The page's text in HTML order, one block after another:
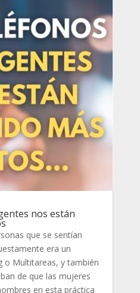
nos están
que se sentían
era un
o Multitareas, y también
de que las mujeres
en esta práctica